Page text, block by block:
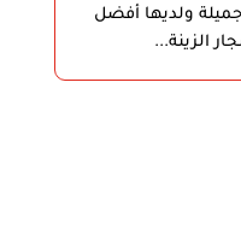
ولديها أفضل
الزينة...